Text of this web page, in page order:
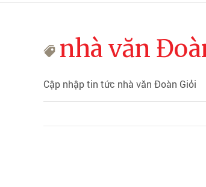
nhà văn
Cập nhập tin tức nhà văn Đoàn Giỏi